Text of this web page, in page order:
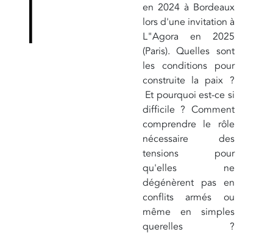
en 2024 à Bordeaux
lors d'une invitation à
L"Agora en 2025
(Paris). Quelles sont
les conditions pour
construite la paix ?
Et pourquoi est-ce si
difficile ? Comment
comprendre le rôle
nécessaire des
tensions pour
qu'elles ne
dégénèrent pas en
conflits armés ou
même en simples
querelles ?